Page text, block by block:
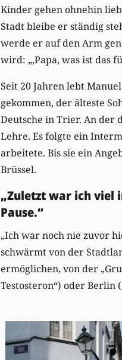
Kinder gehen ohnehin
Stadt bleibe er ständig
werde er auf den Arm
wird: „‚Papa, was ist das
Seit 20 Jahren lebt
gekommen, der älteste
Deutsche in Trier. An der
Lehre. Es folgte ein
arbeitete. Bis sie ein
Brüssel.
„Zuletzt war ich viel
Pause.“
„Ich war noch nie zuvor
schwärmt von der
ermöglichen, von der
Testosteron“) oder Berlin